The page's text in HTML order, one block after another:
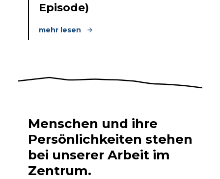
Episode)
mehr lesen
Menschen und ihre
Persönlichkeiten stehen
bei unserer Arbeit im
Zentrum.